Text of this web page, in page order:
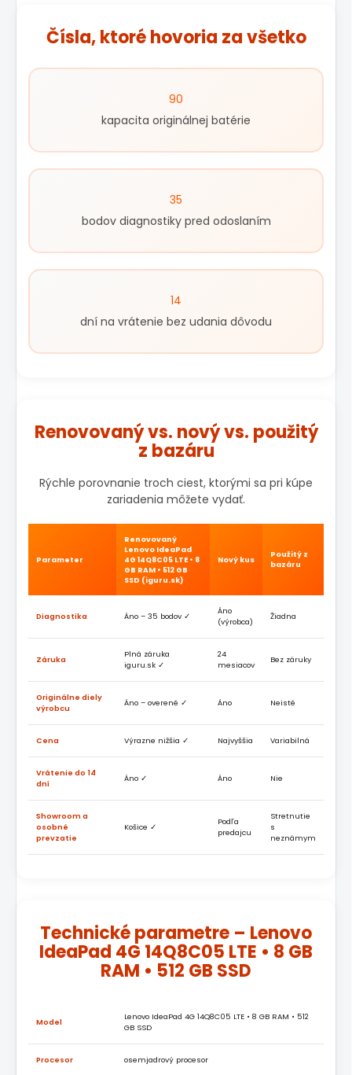
Čísla, ktoré hovoria za všetko
90
kapacita originálnej batérie
35
bodov diagnostiky pred odoslaním
14
dní na vrátenie bez udania dôvodu
Renovovaný vs. nový vs. použitý
z bazáru
Rýchle porovnanie troch ciest, ktorými sa pri kúpe
zariadenia môžete vydať.
Parameter
Renovovaný
Lenovo IdeaPad
4G 14Q8C05 LTE • 8
GB RAM • 512 GB
SSD (iguru.sk)
Nový kus
Použitý z
bazáru
Diagnostika Áno – 35 bodov ✓
Áno
(výrobca)
Žiadna
Záruka
Plná záruka
iguru.sk ✓
24
mesiacov
Bez záruky
Originálne diely
výrobcu
Áno – overené ✓ Áno Neisté
Cena Výrazne nižšia ✓ Najvyššia Variabilná
Vrátenie do 14
dní
Áno ✓ Áno Nie
Showroom a
osobné
prevzatie
Košice ✓
Podľa
predajcu
Stretnutie
s
neznámym
Technické parametre – Lenovo
IdeaPad 4G 14Q8C05 LTE • 8 GB
RAM • 512 GB SSD
Model
Lenovo IdeaPad 4G 14Q8C05 LTE • 8 GB RAM • 512
GB SSD
Procesor osemjadrový procesor